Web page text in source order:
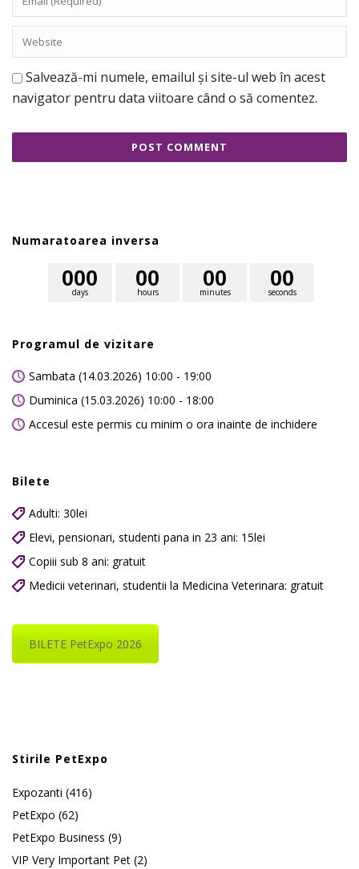
Salvează-mi numele, emailul și site-ul web în acest
navigator pentru data viitoare când o să comentez.
Numaratoarea inversa
days
000
hours
00
minutes
00
seconds
00
Programul de vizitare
Sambata (14.03.2026) 10:00 - 19:00
Duminica (15.03.2026) 10:00 - 18:00
Accesul este permis cu minim o ora inainte de inchidere
Bilete
Adulti: 30lei
Elevi, pensionari, studenti pana in 23 ani: 15lei
Copiii sub 8 ani: gratuit
Medicii veterinari, studentii la Medicina Veterinara: gratuit
BILETE PetExpo 2026
Stirile PetExpo
Expozanti (416)
PetExpo (62)
PetExpo Business (9)
VIP Very Important Pet (2)